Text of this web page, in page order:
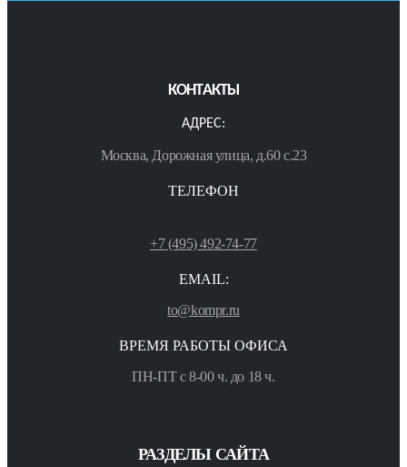
КОНТАКТЫ
АДРЕС:
Москва, Дорожная улица, д.60 с.23
ТЕЛЕФОН
+7 (495) 492-74-77
EMAIL:
to@kompr.ru
ВРЕМЯ РАБОТЫ ОФИСА
ПН-ПТ с 8-00 ч. до 18 ч.
РАЗДЕЛЫ САЙТА